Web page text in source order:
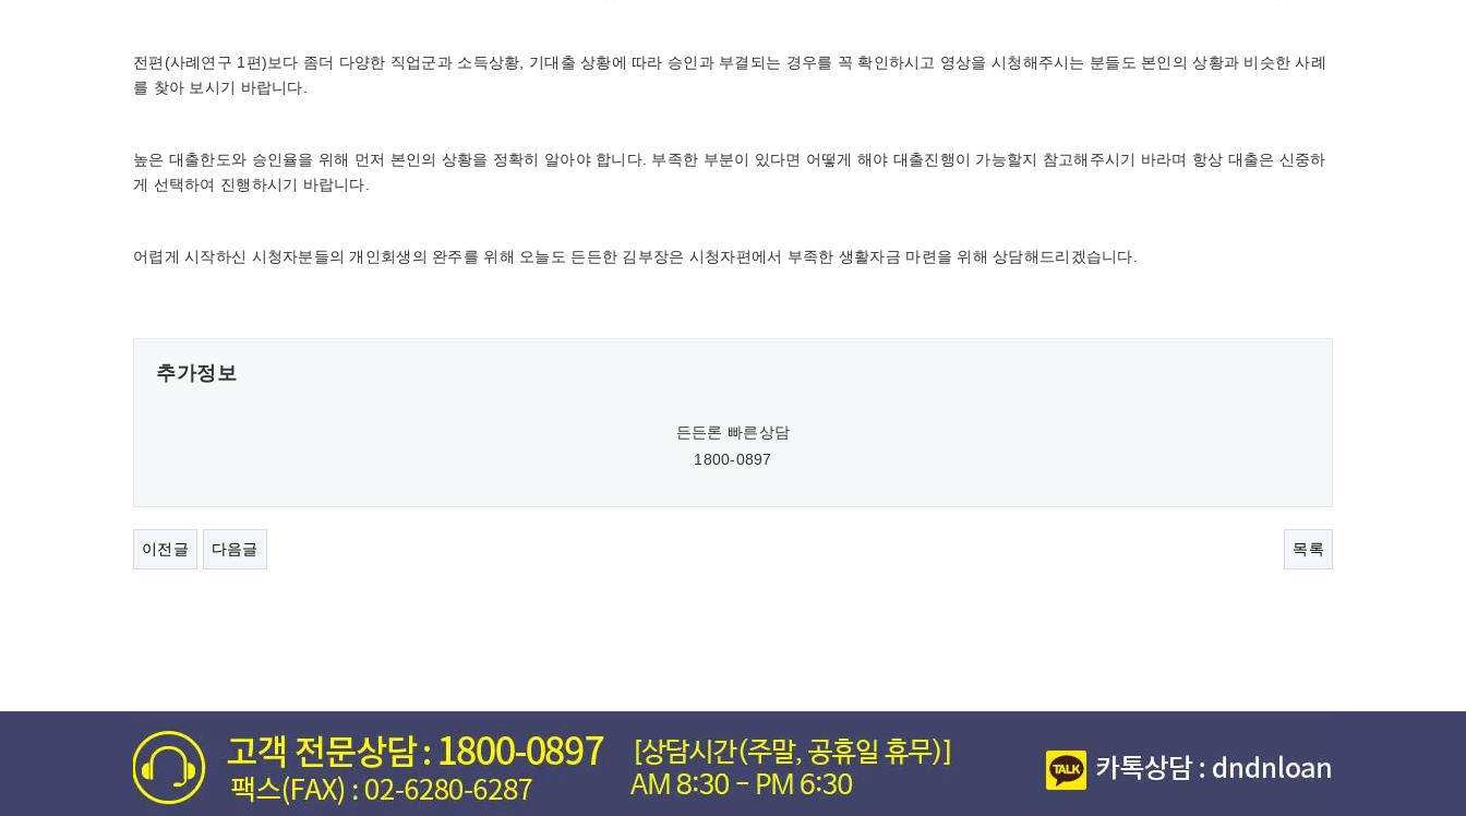
전편(사례연구 1편)보다 좀더 다양한 직업군과 소득상황, 기대출 상황에 따라 승인과 부결되는 경우를 꼭 확인하시고 영상을 시청해주시는 분들도 본인의 상황과 비슷한 사례
를 찾아 보시기 바랍니다.
높은 대출한도와 승인율을 위해 먼저 본인의 상황을 정확히 알아야 합니다. 부족한 부분이 있다면 어떻게 해야 대출진행이 가능할지 참고해주시기 바라며 항상 대출은 신중하
게 선택하여 진행하시기 바랍니다.
어렵게 시작하신 시청자분들의 개인회생의 완주를 위해 오늘도 든든한 김부장은 시청자편에서 부족한 생활자금 마련을 위해 상담해드리겠습니다.
추가정보
든든론 빠른상담
1800-0897
이전글 다음글 목록